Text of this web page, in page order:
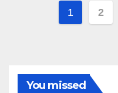
Posts
1 2
You missed